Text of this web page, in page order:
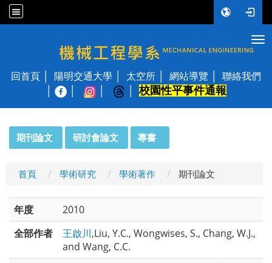
國立陽明交通大學 機械工程學系
回首頁 陽明交通大學 太空所 網站導覽
聯絡我們
校園性平事件通報
期刊論文 研討會論文 專書
首頁 學術研究 學術著作 期刊論文
年度
2010
全部作者
王啟川,Liu, Y.C., Wongwises, S., Chang, W.J.,
and Wang, C.C.